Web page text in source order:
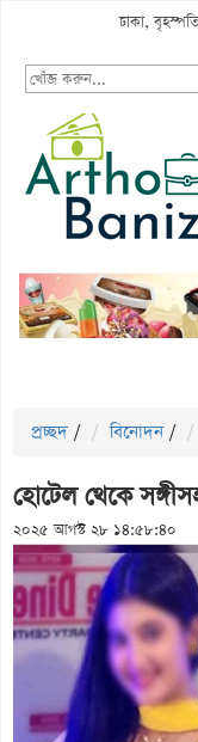
ঢাকা,
প্রচ্ছদ / বিনোদন /
হোটেল থেকে
২০২৫ আগস্ট ২৮ ১৪:৫৮:৪০